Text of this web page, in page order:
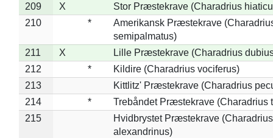
209
X
Stor Præstekrave (Charadrius
210
*
Amerikansk Præstekrave
semipalmatus)
211
X
Lille Præstekrave (Charadrius
212
*
Kildire (Charadrius vociferus)
213
Kittlitz' Præstekrave (Charadrius
214
*
Trebåndet Præstekrave (Charadrius
215
Hvidbrystet Præstekrave (Charadrius
alexandrinus)